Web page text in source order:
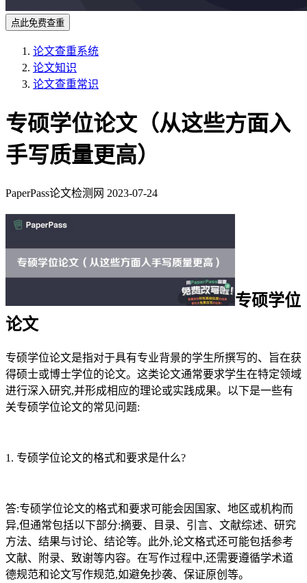
点此免费查重
论文查重系统
论文知识
论文查重常识
专硕学位论文（从这些方面入
手写质量更高）
PaperPass论文检测网 2023-07-24
专硕学位
论文
专硕学位论文是指对于具有专业背景的学生所撰写的、旨在获
得硕士或博士学位的论文。这类论文通常要求学生在特定领域
进行深入研究,并形成相应的理论或实践成果。以下是一些有
关专硕学位论文的常见问题:
1. 专硕学位论文的格式和要求是什么?
答:专硕学位论文的格式和要求可能会因国家、地区或机构而
异,但通常包括以下部分:摘要、目录、引言、文献综述、研究
方法、结果与讨论、结论等。此外,论文格式还可能包括参考
文献、附录、致谢等内容。在写作过程中,还需要遵循学术道
德规范和论文写作规范,如避免抄袭、保证原创等。